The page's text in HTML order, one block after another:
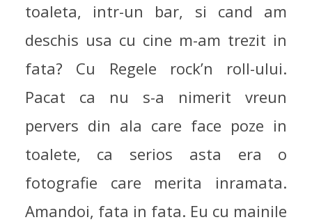
I DID GET BACK HOME
SOMEHOW
PE DRUM 22/08/2007
toaleta, intr-un bar, si cand am
deschis usa cu cine m-am trezit in
fata? Cu Regele rock’n roll-ului.
Pacat ca nu s-a nimerit vreun
pervers din ala care face poze in
toalete, ca serios asta era o
fotografie care merita inramata.
Amandoi, fata in fata. Eu cu mainile